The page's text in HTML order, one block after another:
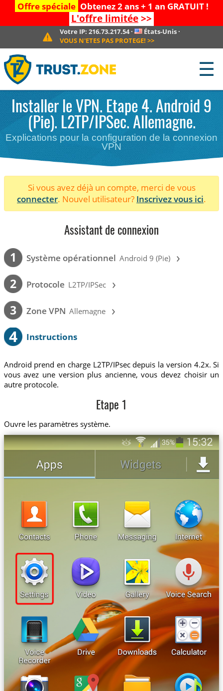
Offre spéciale Obtenez 2 ans + 1 an GRATUIT !
L'offre limitée>>
Votre IP:216.73.217.54· États-Unis·
VOUS N'ETES PAS PROTEGE! >>
☰
Installer le VPN. Etape 4. Android 9
(Pie). L2TP/IPSec. Allemagne.
Explications pour la configuration de la connexion
VPN
Si vous avez déjà un compte, merci de vous
connecter. Nouvel utilisateur? Inscrivez vous ici.
Assistant de connexion
1 Système opérationnel Android 9 (Pie) ›
2 Protocole L2TP/IPSec ›
3 Zone VPN Allemagne ›
4 Instructions
Android prend en charge L2TP/IPsec depuis la version 4.2x. Si
vous avez une version plus ancienne, vous devez choisir un
autre protocole.
Etape 1
Ouvre les paramètres système.